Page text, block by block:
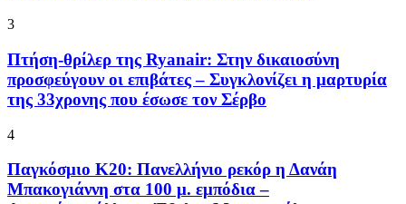
3
Πτήση-θρίλερ της Ryanair: Στην δικαιοσύνη
προσφεύγουν οι επιβάτες – Συγκλονίζει η μαρτυρία
της 33χρονης που έσωσε τον Σέρβο
4
Παγκόσμιο Κ20: Πανελλήνιο ρεκόρ η Δανάη
Μπακογιάννη στα 100 μ. εμπόδια –